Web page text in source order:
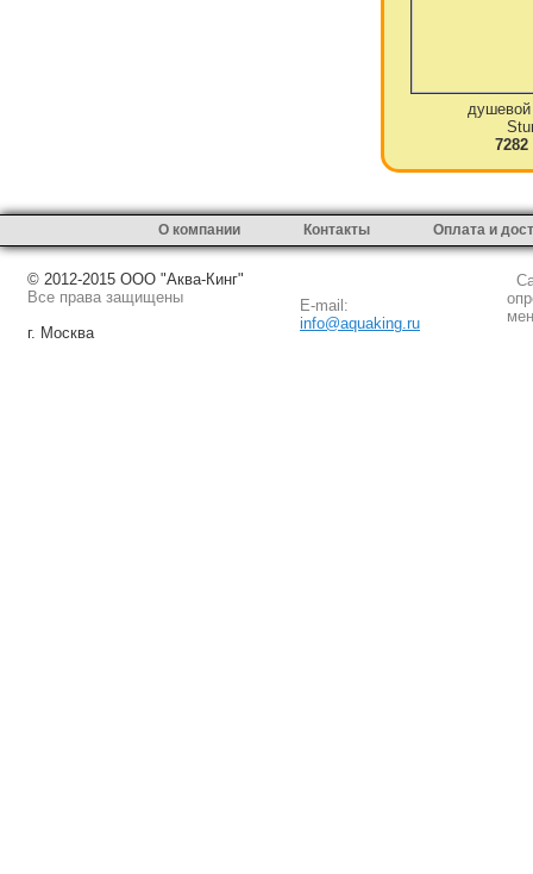
7282
О компании Контакты Оплата и
© 2012-2015 ООО "Аква-Кинг"
Все права защищены
г. Москва
E-mail:
info@aquaking.ru